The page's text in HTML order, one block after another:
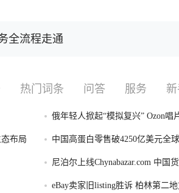
全流程走通
热门词条 问答 服务
俄年轻人掀起“模拟复兴” Ozon
布局 中国高蛋白零售破4250亿美元全
尼泊尔上线Chynabazar.com 中国
eBay卖家旧listing胜诉 柏林第二